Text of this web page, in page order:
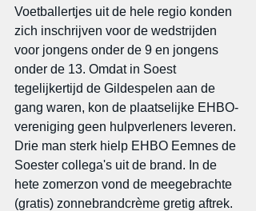
Voetballertjes uit de hele regio konden
zich inschrijven voor de wedstrijden
voor jongens onder de 9 en jongens
onder de 13. Omdat in Soest
tegelijkertijd de Gildespelen aan de
gang waren, kon de plaatselijke EHBO-
vereniging geen hulpverleners leveren.
Drie man sterk hielp EHBO Eemnes de
Soester collega's uit de brand. In de
hete zomerzon vond de meegebrachte
(gratis) zonnebrandcrème gretig aftrek.